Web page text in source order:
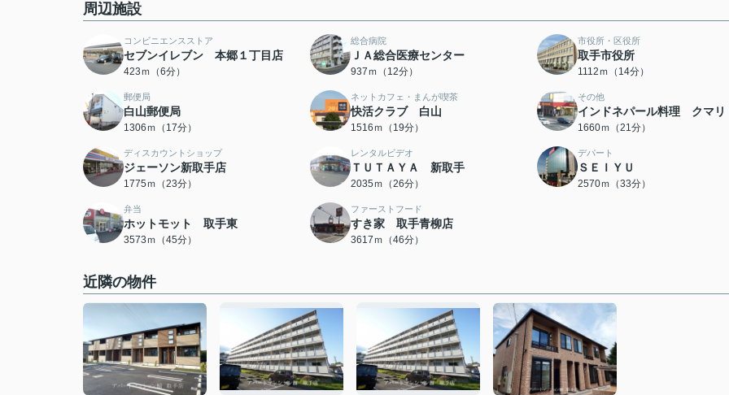
周辺施設
コンビニエンスストア
セブンイレブン 本郷１丁目店
423ｍ（6分）
総合病院
ＪＡ総合医療センター
937ｍ（12分）
市役所・区役所
取手市役所
1112ｍ（14分）
郵便局
白山郵便局
1306ｍ（17分）
ネットカフェ・まんが喫茶
快活クラブ 白山
1516ｍ（19分）
その他
インドネパール料理 クマリ
1660ｍ（21分）
ディスカウントショップ
ジェーソン新取手店
1775ｍ（23分）
レンタルビデオ
ＴＵＴＡＹＡ 新取手
2035ｍ（26分）
デパート
ＳＥＩＹＵ
2570ｍ（33分）
弁当
ホットモット 取手東
3573ｍ（45分）
ファーストフード
すき家 取手青柳店
3617ｍ（46分）
近隣の物件